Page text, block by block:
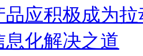
品应积极成为
息化解决之道